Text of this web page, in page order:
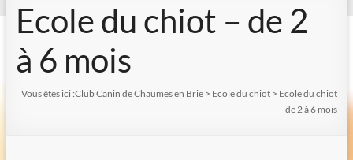
Ecole du chiot – de 2
à 6 mois
Vous êtes ici :Club Canin de Chaumes en Brie > Ecole du chiot > Ecole du chiot
– de 2 à 6 mois